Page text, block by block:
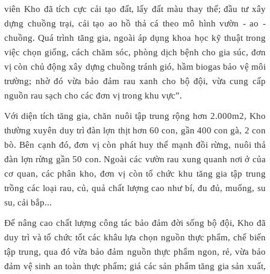
viên Kho đã tích cực cải tạo đất, lấy đất màu thay thế; đầu tư xây
dựng chuồng trại, cải tạo ao hồ thả cá theo mô hình vườn - ao -
chuồng. Quá trình tăng gia, ngoài áp dụng khoa học kỹ thuật trong
việc chọn giống, cách chăm sóc, phòng dịch bệnh cho gia súc, đơn
vị còn chủ động xây dựng chuồng tránh gió, hầm biogas bảo vệ môi
trường; nhờ đó vừa bảo đảm rau xanh cho bộ đội, vừa cung cấp
nguồn rau sạch cho các đơn vị trong khu vực”.
Với diện tích tăng gia, chăn nuôi tập trung rộng hơn 2.000m2, Kho
thường xuyên duy trì đàn lợn thịt hơn 60 con, gần 400 con gà, 2 con
bò. Bên cạnh đó, đơn vị còn phát huy thế mạnh đồi rừng, nuôi thả
đàn lợn rừng gần 50 con. Ngoài các vườn rau xung quanh nơi ở của
cơ quan, các phân kho, đơn vị còn tổ chức khu tăng gia tập trung
trồng các loại rau, củ, quả chất lượng cao như bí, đu đủ, muống, su
su, cải bắp...
Để nâng cao chất lượng công tác bảo đảm đời sống bộ đội, Kho đã
duy trì và tổ chức tốt các khâu lựa chọn nguồn thực phẩm, chế biến
tập trung, qua đó vừa bảo đảm nguồn thực phẩm ngon, rẻ, vừa bảo
đảm vệ sinh an toàn thực phẩm; giá các sản phẩm tăng gia sản xuất,